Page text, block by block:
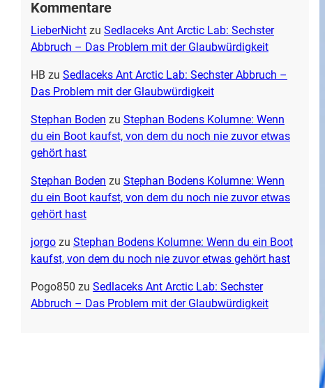
Kommentare
LieberNichtzu Sedlaceks Ant Arctic Lab: Sechster
Abbruch – Das Problem mit der Glaubwürdigkeit
HB zu Sedlaceks Ant Arctic Lab: Sechster Abbruch –
Das Problem mit der Glaubwürdigkeit
Stephan Boden zu Stephan Bodens Kolumne: Wenn
du ein Boot kaufst, von dem du noch nie zuvor etwas
gehört hast
Stephan Boden zu Stephan Bodens Kolumne: Wenn
du ein Boot kaufst, von dem du noch nie zuvor etwas
gehört hast
jorgozu Stephan Bodens Kolumne: Wenn du ein Boot
kaufst, von dem du noch nie zuvor etwas gehört hast
Pogo850 zu Sedlaceks Ant Arctic Lab: Sechster
Abbruch – Das Problem mit der Glaubwürdigkeit